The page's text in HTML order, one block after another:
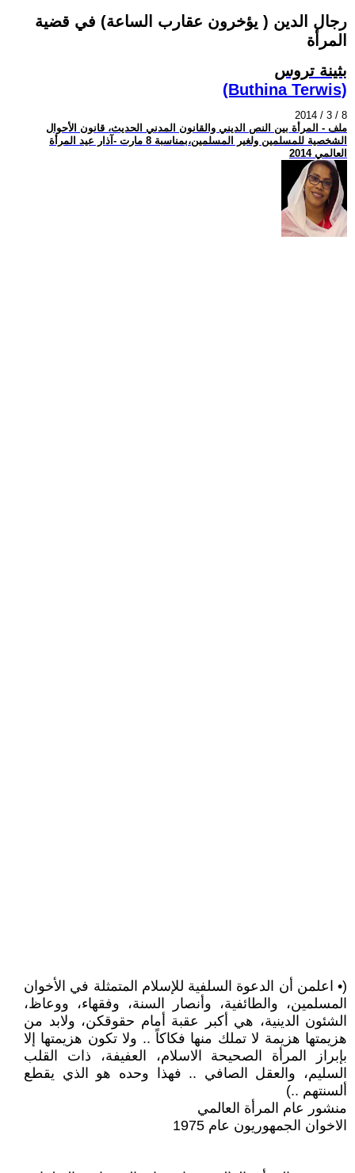
رجال الدين ( يؤخرون عقارب الساعة) في قضية
المرأة
بثينة تروس
(Buthina Terwis)
2014 / 3 / 8
ملف - المرأة بين النص الديني والقانون المدني الحديث، قانون الأحوال
الشخصية للمسلمين ولغير المسلمين،بمناسبة 8 مارت -آذار عيد المرأة
العالمي 2014
(• اعلمن أن الدعوة السلفية للإسلام المتمثلة في الأخوان
المسلمين، والطائفية، وأنصار السنة، وفقهاء، ووعاظ،
الشئون الدينية، هي أكبر عقبة أمام حقوقكن، ولابد من
هزيمتها هزيمة لا تملك منها فكاكاً .. ولا تكون هزيمتها إلا
بإبراز المرأة الصحيحة الاسلام، العفيفة، ذات القلب
السليم، والعقل الصافي .. فهذا وحده هو الذي يقطع
ألسنتهم ..)
منشور عام المرأة العالمي
الاخوان الجمهوريون عام 1975